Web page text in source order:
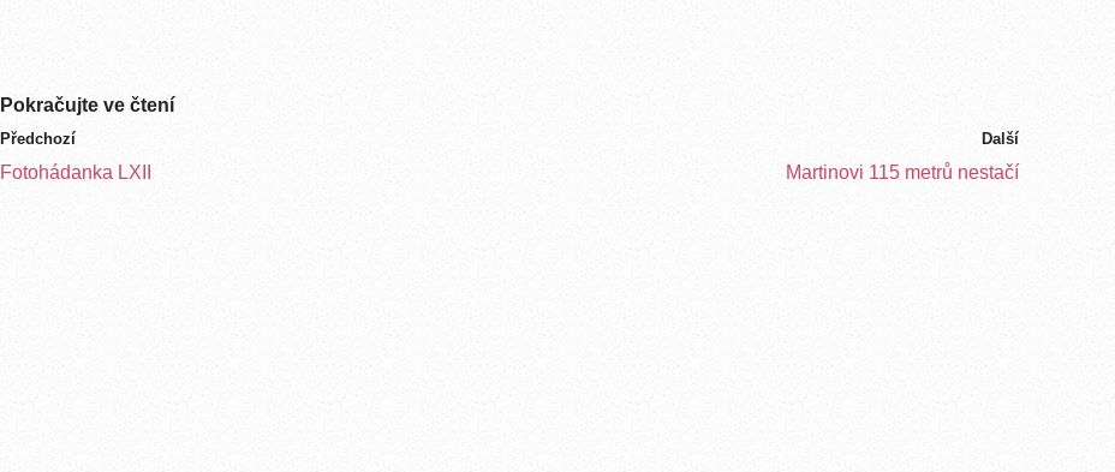
Pokračujte ve čtení
Další
Martinovi 115 metrů nestačí
Předchozí
Fotohádanka LXII